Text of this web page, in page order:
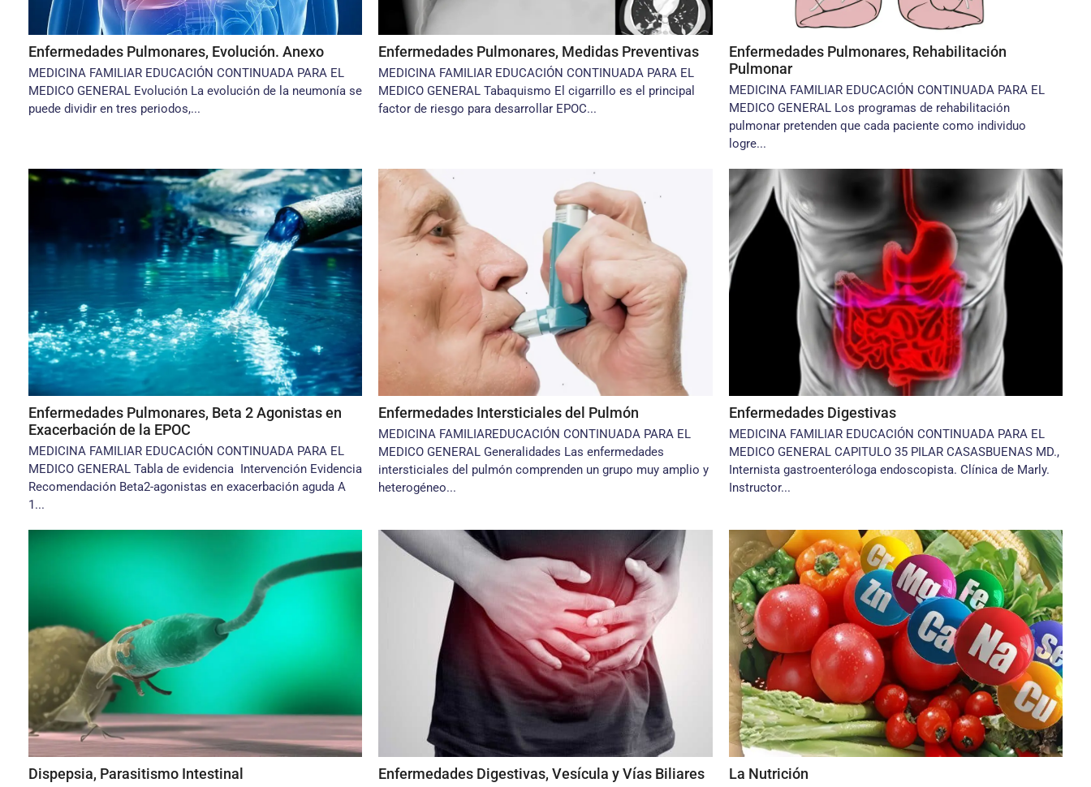
Enfermedades Pulmonares, Evolución. Anexo
MEDICINA FAMILIAR EDUCACIÓN CONTINUADA PARA EL
MEDICO GENERAL Evolución La evolución de la neumonía se
puede dividir en tres periodos,...
Enfermedades Pulmonares, Medidas Preventivas
MEDICINA FAMILIAR EDUCACIÓN CONTINUADA PARA EL
MEDICO GENERAL Tabaquismo El cigarrillo es el principal
factor de riesgo para desarrollar EPOC...
Enfermedades Pulmonares, Rehabilitación
Pulmonar
MEDICINA FAMILIAR EDUCACIÓN CONTINUADA PARA EL
MEDICO GENERAL Los programas de rehabilitación
pulmonar pretenden que cada paciente como individuo
logre...
Enfermedades Pulmonares, Beta 2 Agonistas en
Exacerbación de la EPOC
MEDICINA FAMILIAR EDUCACIÓN CONTINUADA PARA EL
MEDICO GENERAL Tabla de evidencia Intervención Evidencia
Recomendación Beta2-agonistas en exacerbación aguda A
1...
Enfermedades Intersticiales del Pulmón
MEDICINA FAMILIAREDUCACIÓN CONTINUADA PARA EL
MEDICO GENERAL Generalidades Las enfermedades
intersticiales del pulmón comprenden un grupo muy amplio y
heterogéneo...
Enfermedades Digestivas
MEDICINA FAMILIAR EDUCACIÓN CONTINUADA PARA EL
MEDICO GENERAL CAPITULO 35 PILAR CASASBUENAS MD.,
Internista gastroenteróloga endoscopista. Clínica de Marly.
Instructor...
Dispepsia, Parasitismo Intestinal Enfermedades Digestivas, Vesícula y Vías Biliares La Nutrición